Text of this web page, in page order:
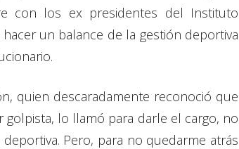
con los ex presidentes del Instituto
un balance de la gestión deportiva
quien descaradamente reconoció que
lo llamó para darle el cargo, no
Pero, para no quedarme atrás